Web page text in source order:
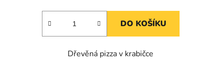
DO KOŠÍKU
Dřevěná pizza v krabičce